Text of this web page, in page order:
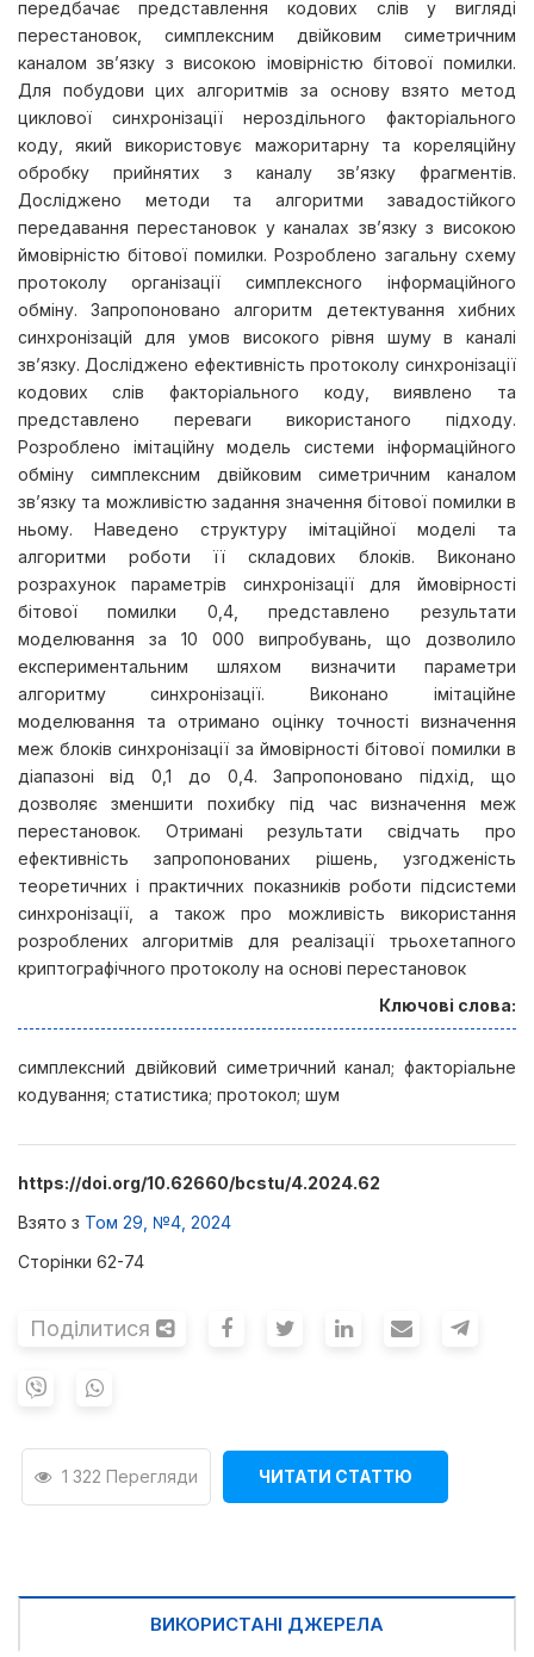
передбачає представлення кодових слів у вигляді
перестановок, симплексним двійковим симетричним
каналом зв’язку з високою імовірністю бітової помилки.
Для побудови цих алгоритмів за основу взято метод
циклової синхронізації нероздільного факторіального
коду, який використовує мажоритарну та кореляційну
обробку прийнятих з каналу зв’язку фрагментів.
Досліджено методи та алгоритми завадостійкого
передавання перестановок у каналах зв’язку з високою
ймовірністю бітової помилки. Розроблено загальну схему
протоколу організації симплексного інформаційного
обміну. Запропоновано алгоритм детектування хибних
синхронізацій для умов високого рівня шуму в каналі
зв’язку. Досліджено ефективність протоколу синхронізації
кодових слів факторіального коду, виявлено та
представлено переваги використаного підходу.
Розроблено імітаційну модель системи інформаційного
обміну симплексним двійковим симетричним каналом
зв’язку та можливістю задання значення бітової помилки в
ньому. Наведено структуру імітаційної моделі та
алгоритми роботи її складових блоків. Виконано
розрахунок параметрів синхронізації для ймовірності
бітової помилки 0,4, представлено результати
моделювання за 10 000 випробувань, що дозволило
експериментальним шляхом визначити параметри
алгоритму синхронізації. Виконано імітаційне
моделювання та отримано оцінку точності визначення
меж блоків синхронізації за ймовірності бітової помилки в
діапазоні від 0,1 до 0,4. Запропоновано підхід, що
дозволяє зменшити похибку під час визначення меж
перестановок. Отримані результати свідчать про
ефективність запропонованих рішень, узгодженість
теоретичних і практичних показників роботи підсистеми
синхронізації, а також про можливість використання
розроблених алгоритмів для реалізації трьохетапного
криптографічного протоколу на основі перестановок
Ключові слова:
симплексний двійковий симетричний канал; факторіальне
кодування; статистика; протокол; шум
https://doi.org/10.62660/bcstu/4.2024.62
Взято з Том 29, №4, 2024
Сторінки 62-74
Поділитися
1 322 Перегляди ЧИТАТИ СТАТТЮ
ВИКОРИСТАНІ ДЖЕРЕЛА